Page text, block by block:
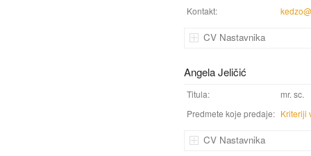
Kontakt:
CV Nastavnika
Angela Jeličić
Titula:
mr. sc.
Predmete koje predaje: Kriteriji
CV Nastavnika